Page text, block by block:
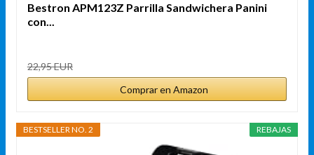
Bestron APM123Z Parrilla Sandwichera Panini
con...
22,95 EUR
Comprar en Amazon
REBAJAS
BESTSELLER NO. 2